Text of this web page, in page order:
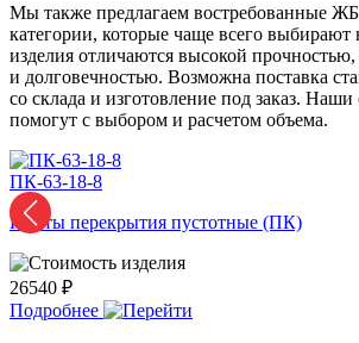
Мы также предлагаем востребованные
категории, которые чаще всего
изделия отличаются высокой
и долговечностью. Возможна поставка
со склада и изготовление под заказ.
помогут с выбором и расчетом объема.
ПК-63-18-8
Плиты перекрытия пустотные (ПК)
26540 ₽
Подробнее